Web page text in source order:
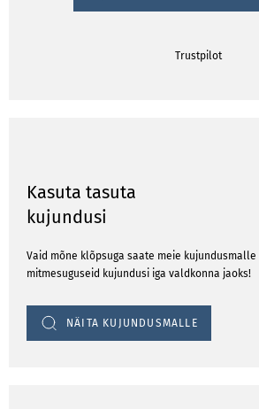
Trustpilot
Kasuta tasuta
kujundusi
Vaid mõne klõpsuga saate meie
mitmesuguseid kujundusi iga valdkonna jaoks!
NÄITA KUJUNDUSMALLE